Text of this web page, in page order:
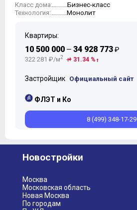
Класс дома: Бизнес-класс
Технология: Монолит
Квартиры:
10 500 000 — 34 928 773₽
322 281 ₽/м2 + 31.34 %
Застройщик Официальный сайт
ФЛЭТ и Ко
8 (499) 348-17-29
Новостройки
Москва
Московская область
Новая Москва
По городам